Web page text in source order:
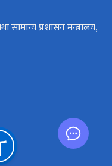
सामान्य प्रशासन मन्त्रालय,